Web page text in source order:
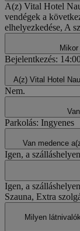
A(z) Vital Hotel
vendégek a
elhelyezkedése, A
Bejelentkezés:
A(z) Vital Hotel
Nem.
Parkolás: Ingyenes
Van medence
Igen, a
Igen, a
Szauna, Extra
Milyen